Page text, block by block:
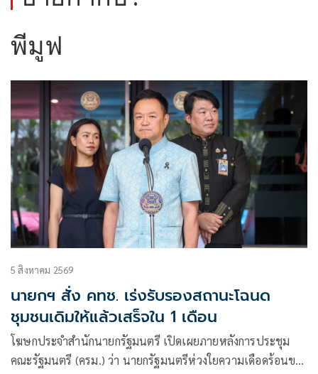
พีมูฟ
5 สิงหาคม 2569
นายกฯ สั่ง คทช. เร่งรับรองสถานะโฉนด
ชุมชนเดิมให้แล้วเสร็จใน 1 เดือน
โฆษกประจำสำนักนายกรัฐมนตรี เปิดเผยภายหลังการประชุม
คณะรัฐมนตรี (ครม.) ว่า นายกรัฐมนตรีห่วงใยความเดือดร้อนของ